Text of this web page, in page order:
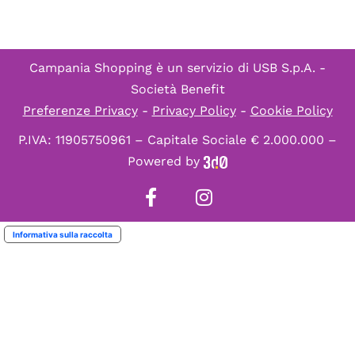
Campania Shopping è un servizio di USB S.p.A. -
Società Benefit
Preferenze Privacy- Privacy Policy- Cookie Policy
P.IVA: 11905750961 – Capitale Sociale € 2.000.000 –
Powered by
Informativa sulla raccolta